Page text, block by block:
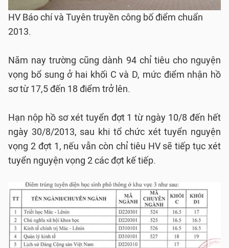
HV Báo chí và Tuyên truyền công bố điểm chuẩn
2013.
Năm nay trường cũng dành 94 chỉ tiêu cho nguyện
vọng bổ sung ở hai khối C và D, mức điểm nhận hồ
sơ từ 17,5 đến 18 điểm trở lên.
Hạn nộp hồ sơ xét tuyển đợt 1 từ ngày 10/8 đến hết
ngày 30/8/2013, sau khi tổ chức xét tuyển nguyện
vọng 2 đợt 1, nếu vẫn còn chỉ tiêu HV sẽ tiếp tục xét
tuyển nguyện vọng 2 các đợt kế tiếp.